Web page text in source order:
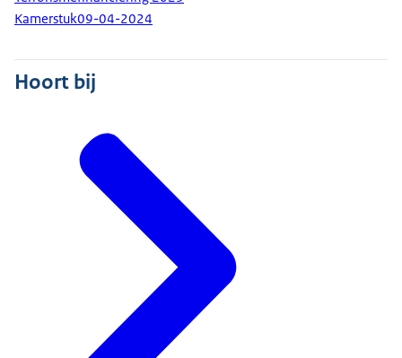
Kamerstuk09-04-2024
Hoort bij